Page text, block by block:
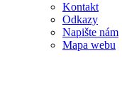
Kontakt
Odkazy
Napište nám
Mapa webu